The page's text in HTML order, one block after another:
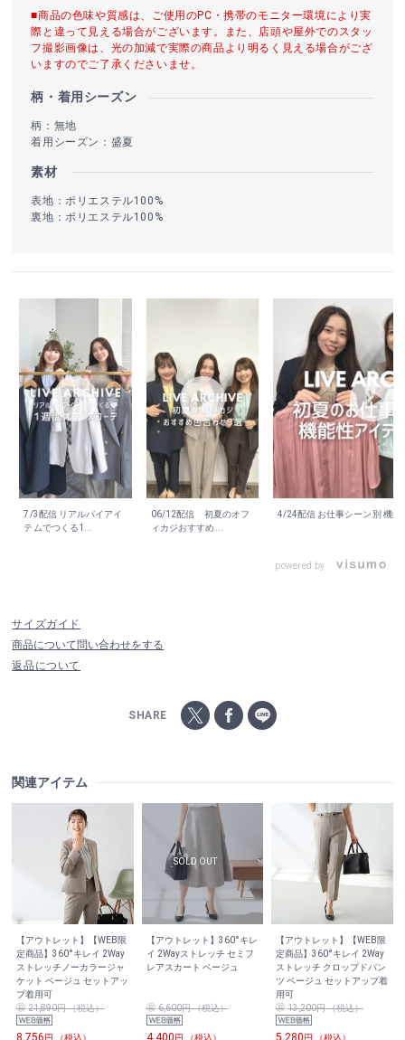
■商品の色味や質感は、ご使用のPC・携帯のモニター環境により実
際と違って見える場合がございます。また、店頭や屋外でのスタッ
フ撮影画像は、光の加減で実際の商品より明るく見える場合がござ
いますのでご了承くださいませ。
柄・着用シーズン
柄：無地
着用シーズン：盛夏
素材
表地：ポリエステル100%
裏地：ポリエステル100%
7/3配信 リアルバイアイ
テムでつくる1...
06/12配信 初夏のオフ
ィカジおすすめ...
4/24配信 お仕事シーン別 機能
powered by
サイズガイド
商品について問い合わせをする
返品について
SHARE
関連アイテム
【アウトレット】【WEB限
定商品】360°キレイ 2Way
ストレッチノーカラージャ
ケット ベージュ セットアッ
プ着用可
21,890円 （税込）
【アウトレット】360°キレ
イ 2Wayストレッチ セミフ
レアスカート ベージュ
6,600円 （税込）
【アウトレット】【WEB限
定商品】360°キレイ 2Way
ストレッチ クロップドパン
ツ ベージュ セットアップ着
用可
13,200円 （税込）